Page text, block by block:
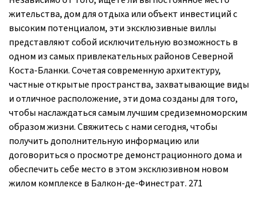
жительства, дом для отдыха или объект инвестиций с
высоким потенциалом, эти эксклюзивные виллы
представляют собой исключительную возможность в
одном из самых привлекательных районов Северной
Коста-Бланки. Сочетая современную архитектуру,
частные открытые пространства, захватывающие виды
и отличное расположение, эти дома созданы для того,
чтобы наслаждаться самым лучшим средиземноморским
образом жизни. Свяжитесь с нами сегодня, чтобы
получить дополнительную информацию или
договориться о просмотре демонстрационного дома и
обеспечить себе место в этом эксклюзивном новом
жилом комплексе в Балкон-де-Финестрат. 271